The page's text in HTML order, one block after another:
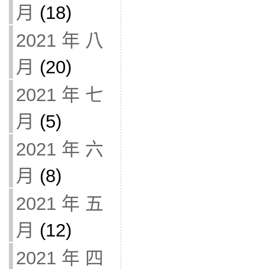
月 (18)
2021 年 八
月 (20)
2021 年 七
月 (5)
2021 年 六
月 (8)
2021 年 五
月 (12)
2021 年 四